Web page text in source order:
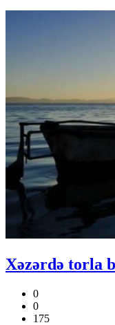
Xəzərdə torla
0
0
175